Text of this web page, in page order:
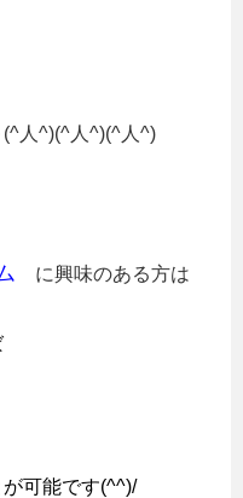
人^)(^人^)(^人^)
に興味のある方は
可能です(^^)/